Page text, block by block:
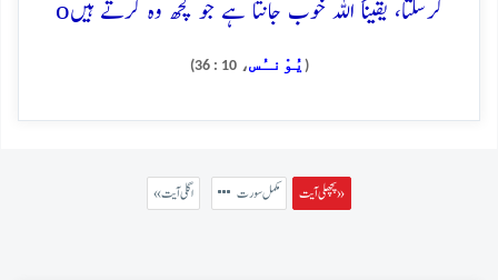
کرسکتا، یقیناً اللہ خوب جانتا ہے جو کچھ وہ کرتے ہیںo
( يُوْنـُس، 10 : 36)
پچھلی آیت » مکمل سورت « اگلی آیت